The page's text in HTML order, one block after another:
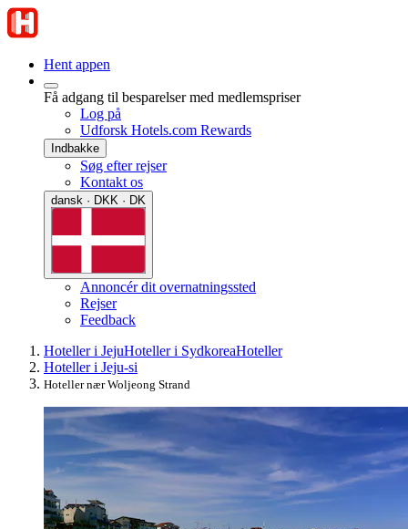
Hent appen
Få adgang til besparelser med medlemspriser
Log på
Udforsk Hotels.com Rewards
Indbakke
Søg efter rejser
Kontakt os
dansk · DKK · DK
Annoncér dit overnatningssted
Rejser
Feedback
Hoteller i JejuHoteller i SydkoreaHoteller
Hoteller i Jeju-si
Hoteller nær Woljeong Strand